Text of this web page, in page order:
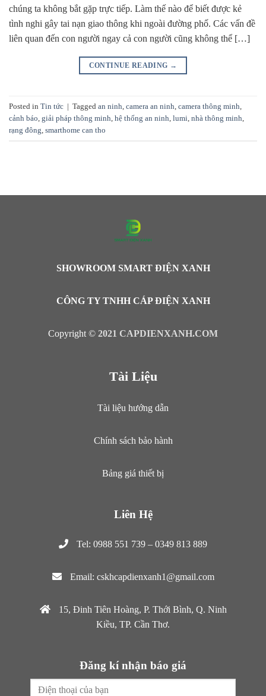
chúng ta không bắt gặp trực tiếp. Làm thế nào để biết được kẻ
tình nghi gây tai nạn giao thông khi ngoài đường phố. Các vấn đề
liên quan đến con người ngay cả con người cũng không thể […]
CONTINUE READING →
Posted in Tin tức | Tagged an ninh camera an ninh camera thông minh
cảnh báo giải pháp thông minh hệ thống an ninh lumi nhà thông minh
rạng đông smarthome can tho
SHOWROOM SMART ĐIỆN XANH
CÔNG TY TNHH CÁP ĐIỆN XANH
Copyright © 2021 CAPDIENXANH.COM
Tài Liệu
Tài liệu hướng dẫn
Chính sách bảo hành
Bảng giá thiết bị
Liên Hệ
Tel: 0988 551 739 – 0349 813 889
Email: cskhcapdienxanh1@gmail.com
15, Đinh Tiên Hoàng, P. Thới Bình, Q. Ninh
Kiều, TP. Cần Thơ.
Đăng kí nhận báo giá